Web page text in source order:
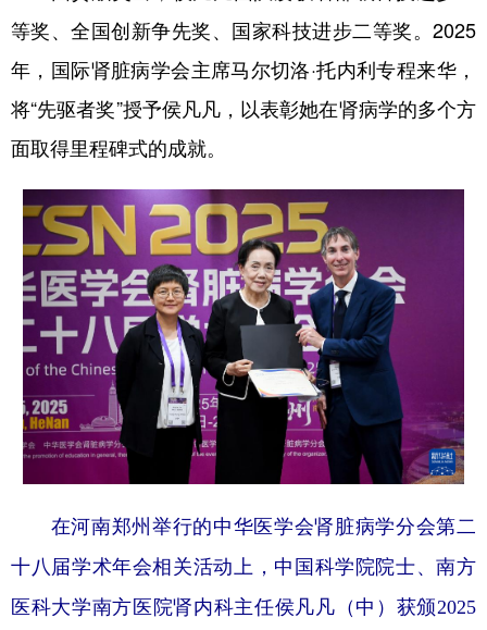
等奖、全国创新争先奖、国家科技进步二等奖。2025
年，国际肾脏病学会主席马尔切洛·托内利专程来华，
将“先驱者奖”授予侯凡凡，以表彰她在肾病学的多个方
面取得里程碑式的成就。
在河南郑州举行的中华医学会肾脏病学分会第二
十八届学术年会相关活动上，中国科学院院士、南方
医科大学南方医院肾内科主任侯凡凡（中）获颁2025